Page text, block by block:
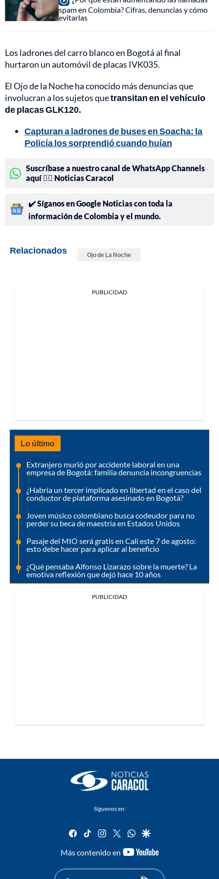
spam en Colombia? Cifras, denuncias y cómo
evitarlas
Los ladrones del carro blanco en Bogotá al final
hurtaron un automóvil de placas IVK035.
El Ojo de la Noche ha conocido más denuncias que
involucran a los sujetos quetransitan en el vehículo
de placas GLK120.
Capturan a ladrones de buses en Soacha: la
Policía los sorprendió cuando huían
Suscríbase a nuestro canal de WhatsApp Channels
aquí 👉🏻 Noticias Caracol
✔️ Síganos en Google Noticias con toda la
información de Colombia y el mundo.
Relacionados Ojo de La Noche
PUBLICIDAD
Lo último
Extranjero murió por accidente laboral en una
empresa de Bogotá: familia denuncia incongruencias
¿Habría un tercer implicado en libertad en el caso del
conductor de plataforma asesinado en Bogotá?
Joven músico colombiano busca codeudor para no
perder su beca de maestría en Estados Unidos
Pasaje del MIO será gratis en Cali este 7 de agosto:
esto debe hacer para aplicar al beneficio
¿Qué pensaba Alfonso Lizarazo sobre la muerte? La
emotiva reflexión que dejó hace 10 años
PUBLICIDAD
Síguenos en:
facebook
tiktok instagram
twitterwhatsapp
google
Más contenido en
youtube-